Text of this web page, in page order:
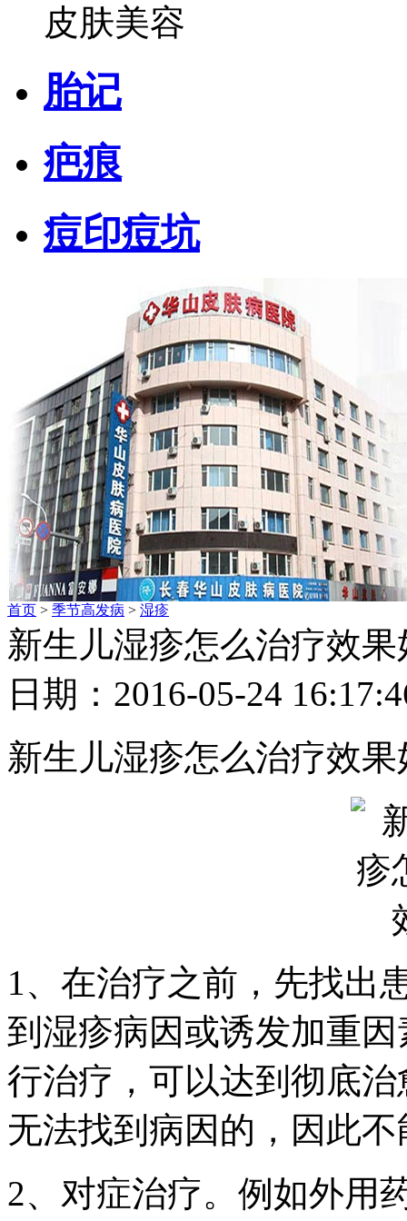
皮肤美容
胎记
疤痕
痘印痘坑
首页 > 季节高发病 > 湿疹
新生儿湿疹怎么治疗效果
日期：2016-05-24
新生儿湿疹怎么治疗效果
1、在治疗之前，先找出
到湿疹病因或诱发加重
行治疗，可以达到彻底
无法找到病因的，因此
2、对症治疗。例如外用